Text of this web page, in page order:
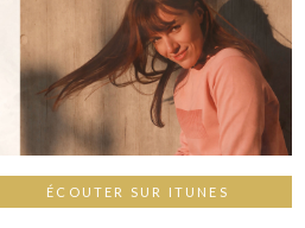
ÉCOUTER SUR ITUNES